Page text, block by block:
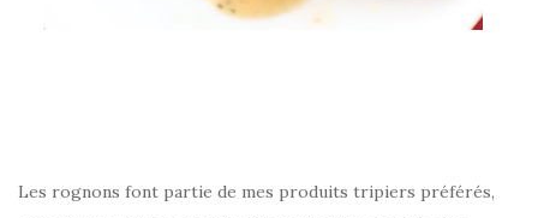
Les rognons font partie de mes produits tripiers préférés,